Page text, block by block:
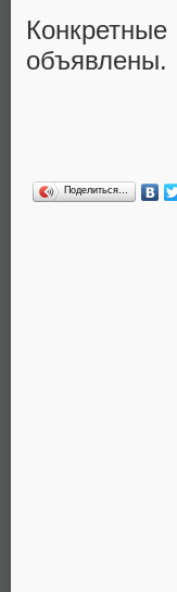
объявлены.
Поделиться…